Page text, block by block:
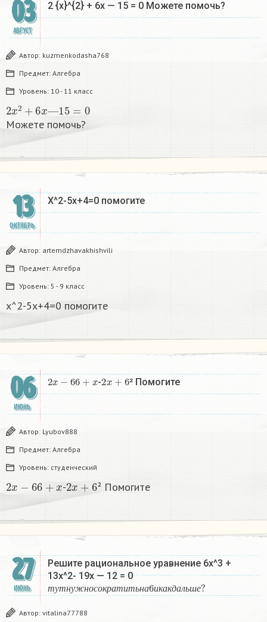
03
АВГУСТ
2 {x}^{2} + 6x — 15 = 0 Можете помочь? ​
Автор: kuzmenkodasha768
Предмет: Алгебра
Уровень: 10 - 11 класс
2 2 x 15 =0
Можете помочь? ​
13
ОКТЯБРЬ
X^2-5x+4=0 помогите ​
Автор: artemdzhavakhishvili
Предмет: Алгебра
Уровень: 5 - 9 класс
x^2-5x+4=0 помогите ​
06
ИЮНЬ
2x−6 6+ x -2x+6 ² Помогите
Автор: Lyubov888
Предмет: Алгебра
Уровень: студенческий
2 6 -2 ² Помогите
27
ИЮНЬ
Решите рациональное уравнение 6x^3 +
13x^2- 19x — 12 = 0
т у т н у ж н о с о кр а т и т ьн а икак дальше
на а ь
Автор: vitalina77788